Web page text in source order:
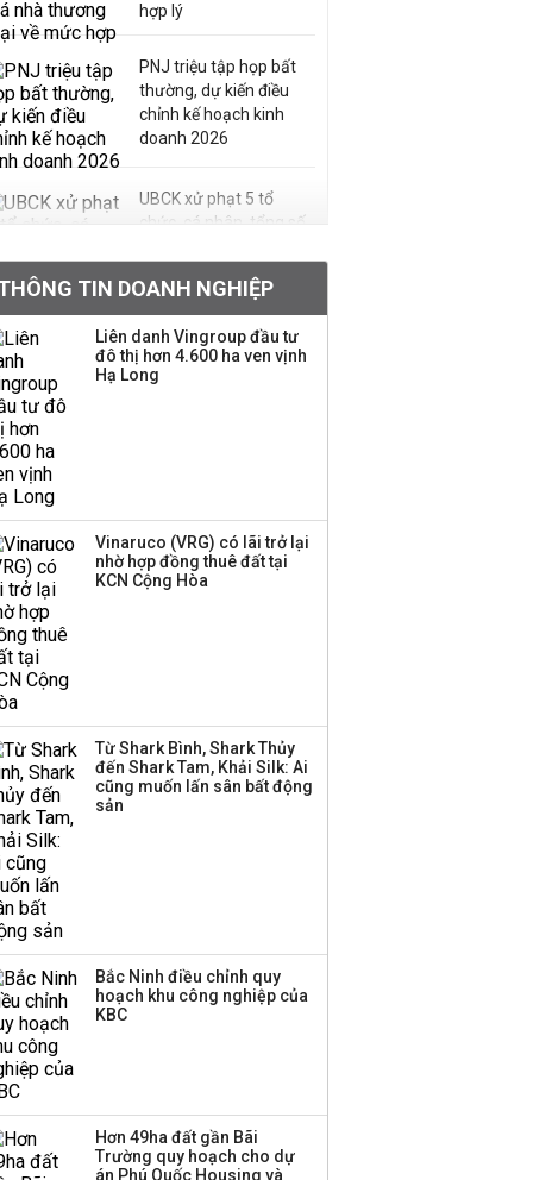
hợp lý
PNJ triệu tập họp bất
thường, dự kiến điều
chỉnh kế hoạch kinh
doanh 2026
UBCK xử phạt 5 tổ
chức, cá nhân, tổng số
Kinh Bắc dự kiến cho
thuê tối thiểu 100 ha
đất công nghiệp trong
doanh nghiệp Mỹ
Keppel ký thỏa thuận
Sacombank phát hành
ba đợt trái phiếu thu về
hơn 3.600 tỷ, lãi suất
trả lên tới 10%/năm
TIN DOANH NGHIỆP
Liên danh Vingroup đầu tư
đô thị hơn 4.600 ha ven vịnh
Hạ Long
Vinaruco (VRG) có lãi trở lại
nhờ hợp đồng thuê đất tại
KCN Cộng Hòa
Từ Shark Bình, Shark Thủy
đến Shark Tam, Khải Silk: Ai
cũng muốn lấn sân bất động
sản
Bắc Ninh điều chỉnh quy
hoạch khu công nghiệp của
KBC
Hơn 49ha đất gần Bãi
Trường quy hoạch cho dự
án Phú Quốc Housing và